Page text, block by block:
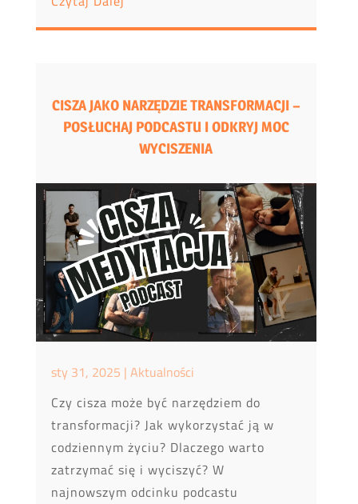
CISZA JAKO NARZĘDZIE TRANSFORMACJI –
POSŁUCHAJ PODCASTU I ODKRYJ MOC
WYCISZENIA
sty 31, 2025 | Aktualności
Czy cisza może być narzędziem do
transformacji? Jak wykorzystać ją w
codziennym życiu? Dlaczego warto
zatrzymać się i wyciszyć? W
najnowszym odcinku podcastu